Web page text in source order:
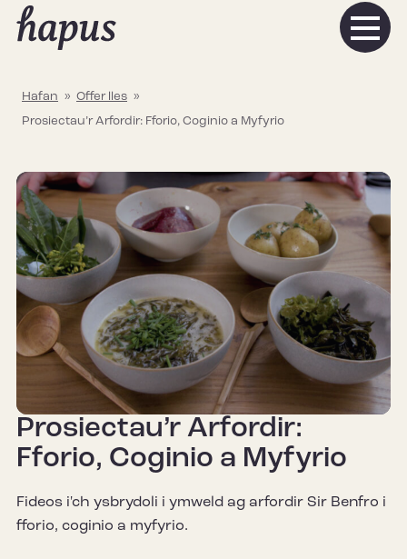
Hafan » Offer lles »
Prosiectau’r Arfordir: Fforio, Coginio a Myfyrio
Prosiectau’r Arfordir:
Fforio, Coginio a Myfyrio
Fideos i'ch ysbrydoli i ymweld ag arfordir Sir Benfro i
fforio, coginio a myfyrio.